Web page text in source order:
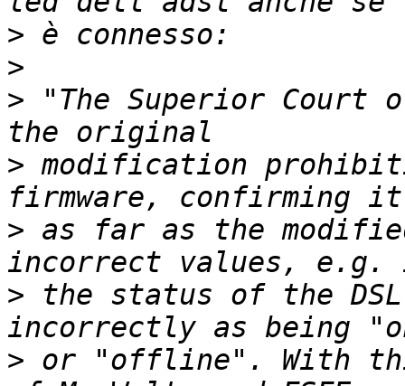
>
>
> "The Superior Court
> modification
> as far as the
> the status of the
> or "offline". With